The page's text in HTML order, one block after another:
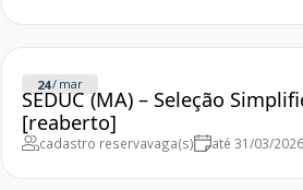
24/ mar
SEDUC (MA) – Seleção
[reaberto]
cadastro reservavaga(s) até 31/03/2026